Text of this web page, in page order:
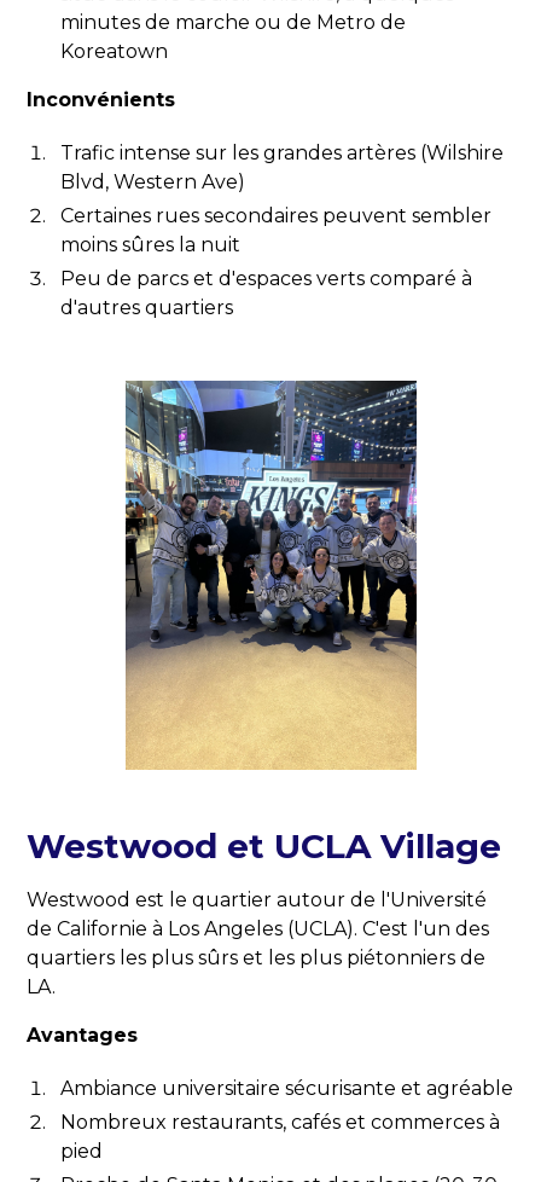
minutes de marche ou de Metro de
Koreatown
Inconvénients
Trafic intense sur les grandes artères (Wilshire
Blvd, Western Ave)
Certaines rues secondaires peuvent sembler
moins sûres la nuit
Peu de parcs et d'espaces verts comparé à
d'autres quartiers
Westwood et UCLA Village
Westwood est le quartier autour de l'Université
de Californie à Los Angeles (UCLA). C'est l'un des
quartiers les plus sûrs et les plus piétonniers de
LA.
Avantages
Ambiance universitaire sécurisante et agréable
Nombreux restaurants, cafés et commerces à
pied